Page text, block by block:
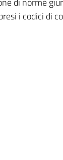
i codici di